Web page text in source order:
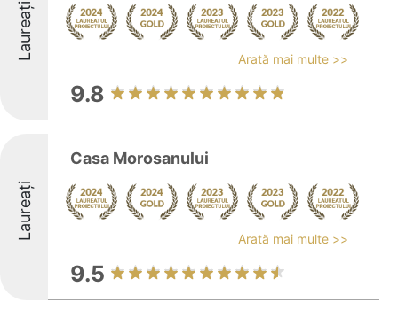
Laureați Arată mai multe >>
9.8
Laureați
Casa Morosanului
Arată mai multe >>
9.5